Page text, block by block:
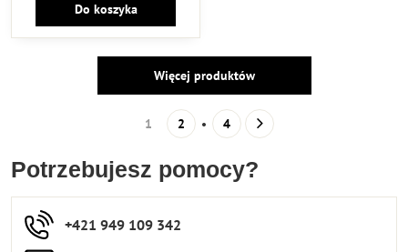
Do koszyka
Więcej produktów
1 2 4
Potrzebujesz pomocy?
+421 949 109 342